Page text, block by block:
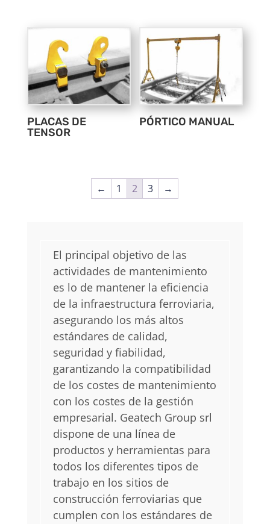
PLACAS DE
TENSOR
PÓRTICO MANUAL
← 1 2 3 →
El principal objetivo de las
actividades de mantenimiento
es lo de mantener la eficiencia
de la infraestructura ferroviaria,
asegurando los más altos
estándares de calidad,
seguridad y fiabilidad,
garantizando la compatibilidad
de los costes de mantenimiento
con los costes de la gestión
empresarial. Geatech Group srl
dispone de una línea de
productos y herramientas para
todos los diferentes tipos de
trabajo en los sitios de
construcción ferroviarias que
cumplen con los estándares de